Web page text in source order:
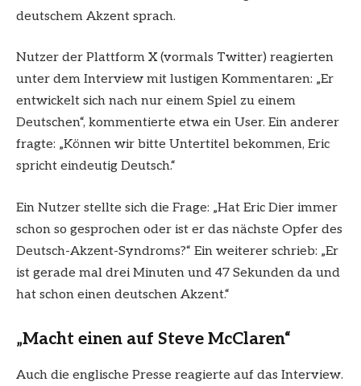
deutschem Akzent sprach.
Nutzer der Plattform X (vormals Twitter) reagierten
unter dem Interview mit lustigen Kommentaren: „Er
entwickelt sich nach nur einem Spiel zu einem
Deutschen“, kommentierte etwa ein User. Ein anderer
fragte: „Können wir bitte Untertitel bekommen, Eric
spricht eindeutig Deutsch.“
Ein Nutzer stellte sich die Frage: „Hat Eric Dier immer
schon so gesprochen oder ist er das nächste Opfer des
Deutsch-Akzent-Syndroms?“ Ein weiterer schrieb: „Er
ist gerade mal drei Minuten und 47 Sekunden da und
hat schon einen deutschen Akzent.“
„Macht einen auf Steve McClaren“
Auch die englische Presse reagierte auf das Interview.